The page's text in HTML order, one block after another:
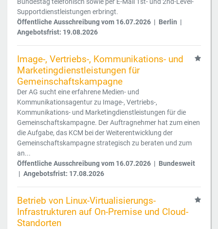
Supportdienstleistungen erbringt.
Öffentliche Ausschreibung vom 16.07.2026 | Berlin |
Angebotsfrist: 19.08.2026
Image-, Vertriebs-, Kommunikations- und
Marketingdienstleistungen für
Gemeinschaftskampagne
Der AG sucht eine erfahrene Medien- und
Kommunikationsagentur zu Image-, Vertriebs-,
Kommunikations- und Marketingdienstleistungen für die
Gemeinschaftskampagne. Der Auftragnehmer hat zum einen
die Aufgabe, das KCM bei der Weiterentwicklung der
Gemeinschaftskampagne strategisch zu beraten und zum
an...
Öffentliche Ausschreibung vom 16.07.2026 | Bundesweit
| Angebotsfrist: 17.08.2026
Betrieb von Linux-Virtualisierungs-
Infrastrukturen auf On-Premise und Cloud-
Standorten